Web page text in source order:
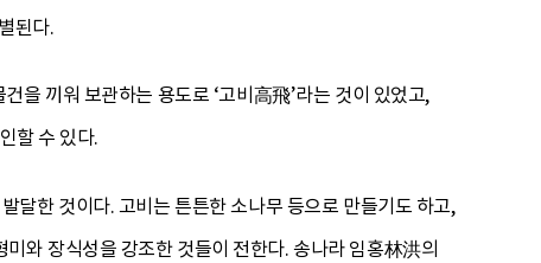
된다.
을 끼워 보관하는 용도로 ‘고비高飛’라는 것이 있었고,
할 수 있다.
달한 것이다. 고비는 튼튼한 소나무 등으로 만들기도 하고,
와 장식성을 강조한 것들이 전한다. 송나라 임홍林洪의